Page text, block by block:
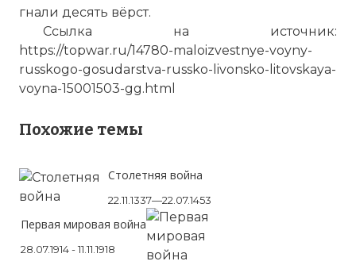
гнали десять вёрст.
Ссылка на источник:
https://topwar.ru/14780-maloizvestnye-voyny-
russkogo-gosudarstva-russko-livonsko-litovskaya-
voyna-15001503-gg.html
Похожие темы
Столетняя война
22.11.1337—22.07.1453
Первая мировая война
28.07.1914 - 11.11.1918
Вернуться в статью: Венденский договор